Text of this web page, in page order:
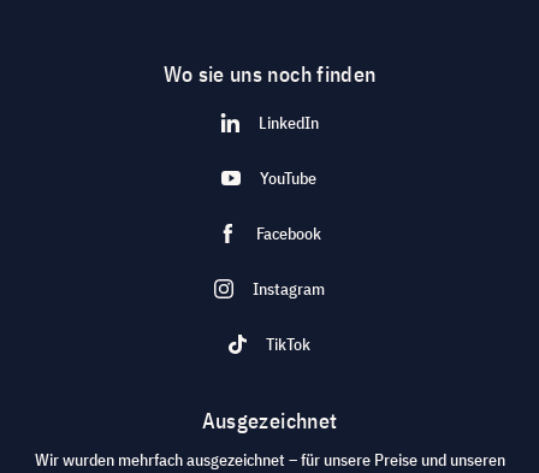
Wo sie uns noch finden
LinkedIn
YouTube
Facebook
Instagram
TikTok
Ausgezeichnet
Wir wurden mehrfach ausgezeichnet – für unsere Preise und unseren